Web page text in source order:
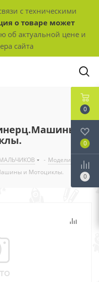
с техническими
о товаре может
об актуальной цене и
сайта
и
- Модели
и Мотоциклы.
0
0
0